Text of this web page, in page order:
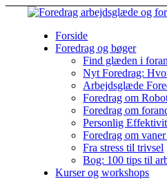
Forside
Foredrag og bøger
Find glæden i
Nyt Foredrag:
Arbejdsglæde
Foredrag om
Foredrag om
Personlig
Foredrag om
Fra stress til trivsel
Bog: 100 tips til
Kurser og workshops